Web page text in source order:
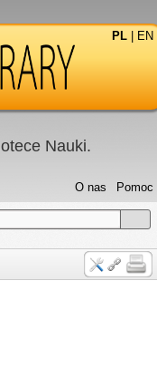
PL EN
Nauki.
Pomoc
O nas